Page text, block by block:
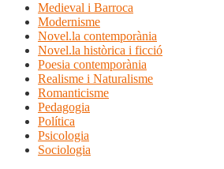
Medieval i Barroca
Modernisme
Novel.la contemporània
Novel.la històrica i ficció
Poesia contemporània
Realisme i Naturalisme
Romanticisme
Pedagogia
Política
Psicologia
Sociologia